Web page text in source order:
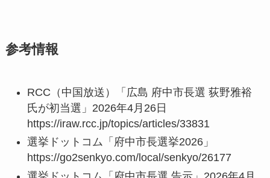
参考情報
RCC（中国放送）「広島 府中市長選 荻野雅裕
氏が初当選」2026年4月26日
https://iraw.rcc.jp/topics/articles/33831
選挙ドットコム「府中市長選挙2026」
https://go2senkyo.com/local/senkyo/26177